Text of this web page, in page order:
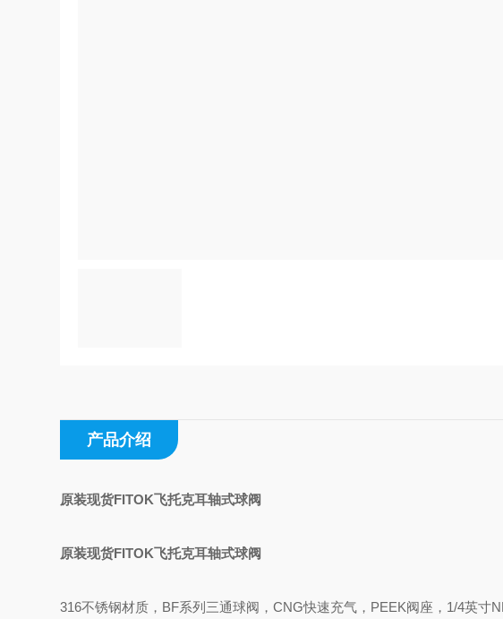
产品介绍
原装现货FITOK飞托克耳轴式球阀
原装现货FITOK飞托克耳轴式球阀
316不锈钢材质，BF系列三通球阀，CNG快速充气，PEEK阀座，1/4英寸